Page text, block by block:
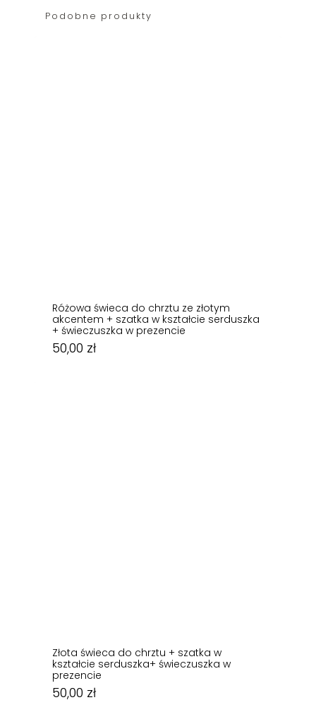
Podobne produkty
Różowa świeca do chrztu ze złotym
akcentem + szatka w kształcie serduszka
+ świeczuszka w prezencie
50,00 zł
50,00zł
Złota świeca do chrztu + szatka w
kształcie serduszka+ świeczuszka w
prezencie
50,00 zł
50,00zł